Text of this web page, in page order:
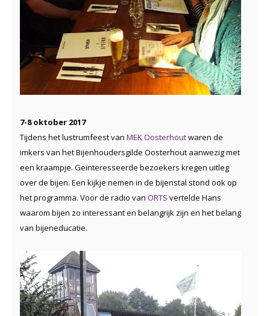
7-8 oktober 2017
Tijdens het lustrumfeest van MEK Oosterhoutwaren de
imkers van het Bijenhoudersgilde Oosterhout aanwezig met
een kraampje. Geïnteresseerde bezoekers kregen uitleg
over de bijen. Een kijkje nemen in de bijenstal stond ook op
het programma. Voor de radio van ORTS vertelde Hans
waarom bijen zo interessant en belangrijk zijn en het belang
van bijeneducatie.